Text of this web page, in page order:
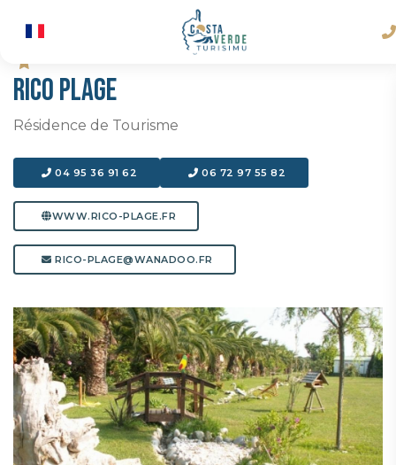
RICO PLAGE
Résidence de Tourisme
04 95 36 91 62 06 72 97 55 82
WWW.RICO-PLAGE.FR
RICO-PLAGE@WANADOO.FR